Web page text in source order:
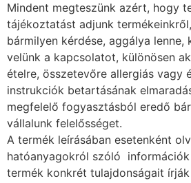
Mindent megteszünk azért, hogy
tájékoztatást adjunk
bármilyen kérdése, aggálya lenne,
velünk a kapcsolatot, különösen
ételre, összetevőre allergiás vagy
instrukciók betartásának
megfelelő fogyasztásból eredő
vállalunk felelősséget.
A termék leírásában esetenként
hatóanyagokról szóló
termék konkrét tulajdonságait